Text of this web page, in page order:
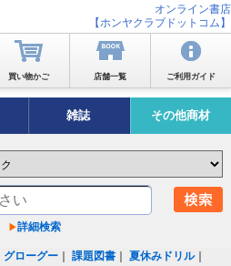
オンライン書店
【ホンヤクラブドットコム】
買い物かご 店舗一覧 ご利用ガイド
雑誌 その他商材
詳細検索
グローグー ｜課題図書 ｜夏休みドリル｜